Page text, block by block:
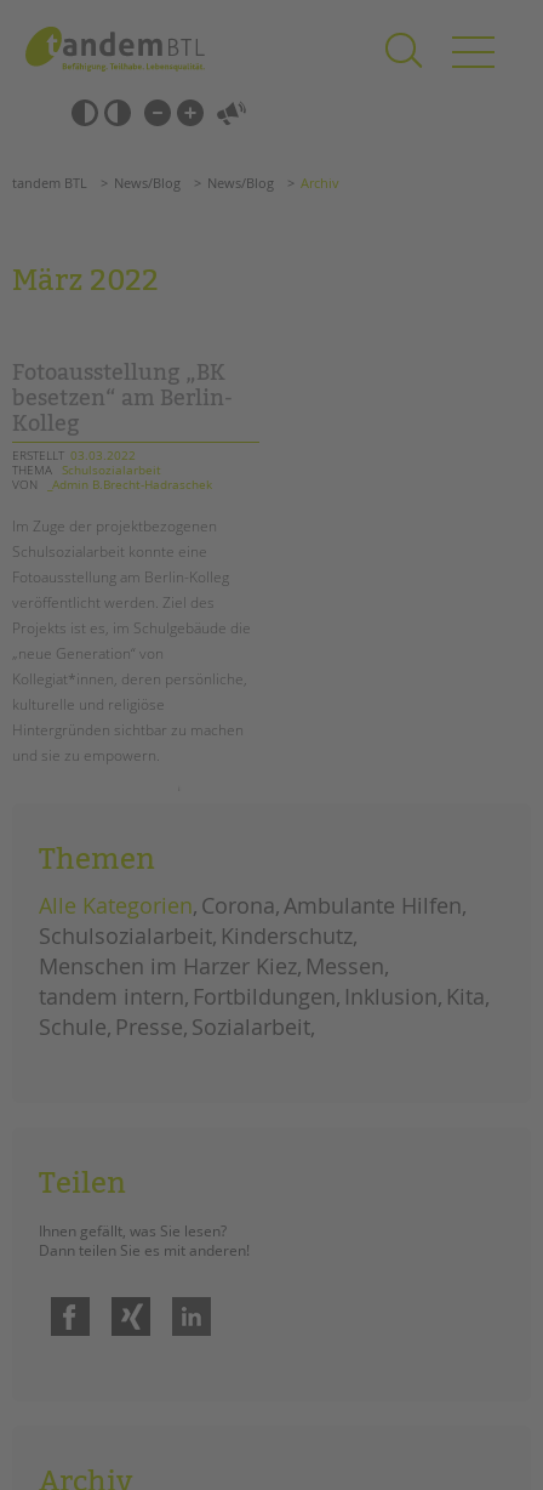
springen
Barrierefrei-
Einstellungen
überspringen
überspringen
Förderzentren
Kollegs
EFöB
Schulbezogene Sozialarbeit
Tagesgruppen
HILFEN ZUR ERZIEHUNG
EINGLIEDERUNGSHILFE
BETREUTES WOHNEN
TANDEM BTL AKADEMIE
Zertfikatskurse
Seminarkalender
STADTTEILARBEIT
PROFIL | LEITBILD
Bereiche im Überblick
Kinder- und Jugendschutz
Unsere Videos
Gesellschafter VdK
Stellenangebote
NEWS/BLOG
unkuerzbar
Briefe an Kai
KONTAKT
tandem BTL News/Blog News/Blog Archiv
März 2022
Fotoausstellung „BK
besetzen“ am Berlin-
Kolleg
ERSTELLT 03.03.2022
THEMA Schulsozialarbeit
VON
_Admin B.Brecht-Hadraschek
Im Zuge der projektbezogenen
Schulsozialarbeit konnte eine
Fotoausstellung am Berlin-Kolleg
veröffentlicht werden. Ziel des
Projekts ist es, im Schulgebäude die
„neue Generation“ von
Kollegiat*innen, deren persönliche,
kulturelle und religiöse
Hintergründen sichtbar zu machen
und sie zu empowern.
berlin-
kolleg
Themen
Alle Kategorien Corona Ambulante Hilfen
Schulsozialarbeit Kinderschutz
Menschen im Harzer Kiez Messen
tandem intern Fortbildungen Inklusion Kita
Schule Presse Sozialarbeit
Teilen
Ihnen gefällt, was Sie lesen?
Dann teilen Sie es mit anderen!
Facebook
Archiv